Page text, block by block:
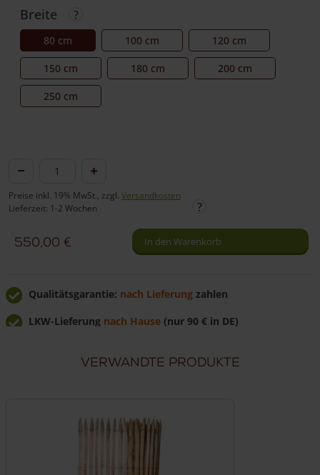
Breite
80 cm 100 cm 120 cm
150 cm 180 cm 200 cm
250 cm
Staketenzauntor
doppelt
cm
Preise inkl. 19% MwSt., zzgl. Versandkosten
Lieferzeit: 1-2 Wochen
550,00 € In den Warenkorb
Qualitätsgarantie: nach Lieferung zahlen
LKW-Lieferung nach Hause (nur 90 € in DE)
Verwandte Produkte